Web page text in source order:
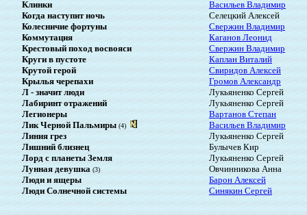
Клинки
Васильев Владимир
Когда наступит ночь
Селецкий Алексей
Колесничие фортуны
Свержин Владимир
Коммутация
Каганов Леонид
Крестовый поход восвояси
Свержин Владимир
Круги в пустоте
Каплан Виталий
Крутой герой
Свиридов Алексей
Крылья черепахи
Громов Александр
Л - значит люди
Лукьяненко Сергей
Лабиринт отражений
Лукьяненко Сергей
Легионеры
Вартанов Степан
Лик Черной Пальмиры (4)
Васильев Владимир
Линия грез
Лукьяненко Сергей
Лишний близнец
Булычев Кир
Лорд с планеты Земля
Лукьяненко Сергей
Лунная девушка (3)
Овчинникова Анна
Люди и ящеры
Барон Алексей
Люди Солнечной системы
Синякин Сергей